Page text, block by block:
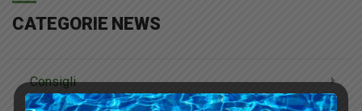
CATEGORIE NEWS
Consigli